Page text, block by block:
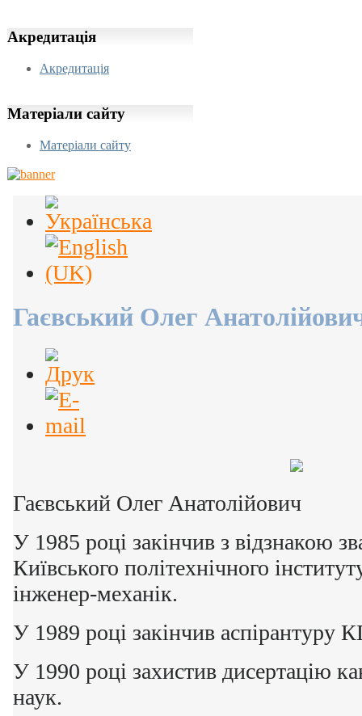
Акредитація
Акредитація
Матеріали сайту
Матеріали сайту
Гаєвський Олег
Гаєвський Олег Анатолійович
У 1985 році закінчив з відзнакою
Київського політехнічного
інженер-механік.
У 1989 році закінчив аспірантуру
У 1990 році захистив дисертацію
наук.